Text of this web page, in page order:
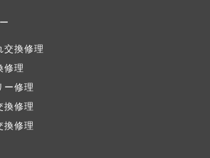
交換修理
修理
ー修理
換修理
換修理